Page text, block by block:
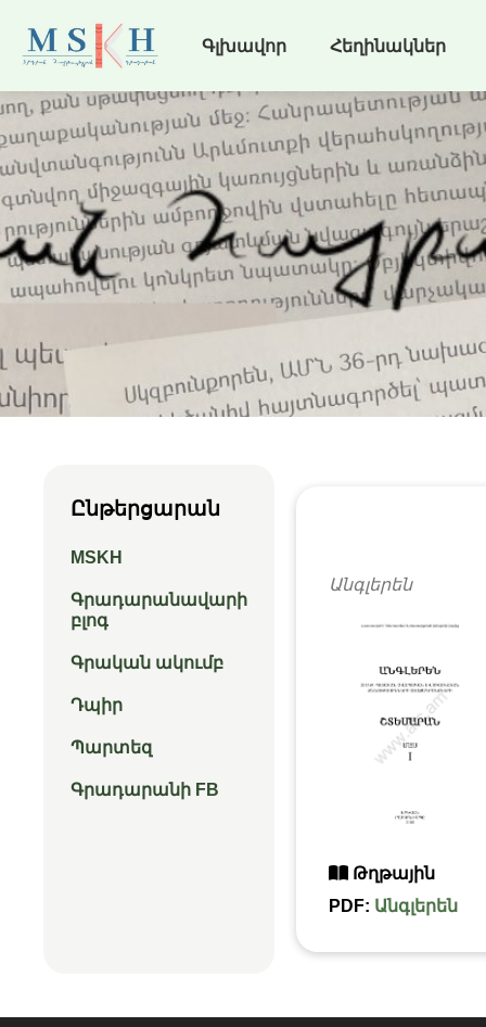
Գլխավոր Հեղինակներ
Ընթերցարան
MSKH
Գրադարանավարի
բլոգ
Գրական ակումբ
Դպիր
Պարտեզ
Գրադարանի FB
Անգլերեն
Թղթային
PDF: Անգլերեն